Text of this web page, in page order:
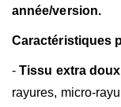
année/version.
Caractéristiques
-Tissu extra doux
rayures, micro-